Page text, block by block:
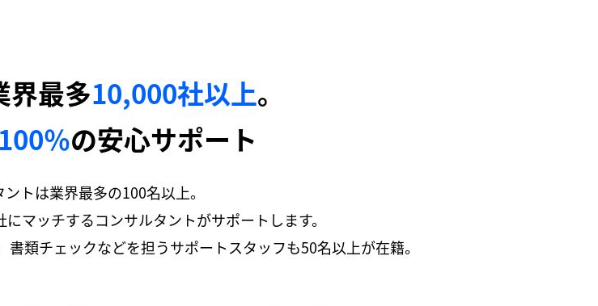
界最多10,000社以上。
％の安心サポート
トは業界最多の100名以上。
マッチするコンサルタントがサポートします。
類チェックなどを担うサポートスタッフも50名以上が在籍。